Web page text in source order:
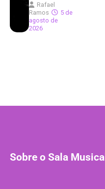
Rafael
Ramos
5 de
agosto de
2026
Sobre o Sala Musical